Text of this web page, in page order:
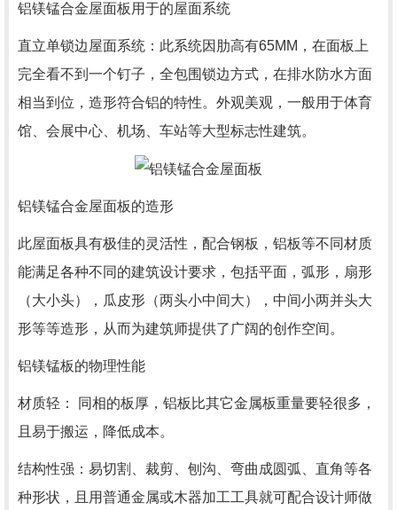
铝镁锰合金屋面板用于的屋面系统
直立单锁边屋面系统：此系统因肋高有65MM，在面板上
完全看不到一个钉子，全包围锁边方式，在排水防水方面
相当到位，造形符合铝的特性。外观美观，一般用于体育
馆、会展中心、机场、车站等大型标志性建筑。
铝镁锰合金屋面板的造形
此屋面板具有极佳的灵活性，配合钢板，铝板等不同材质
能满足各种不同的建筑设计要求，包括平面，弧形，扇形
（大小头），瓜皮形（两头小中间大），中间小两并头大
形等等造形，从而为建筑师提供了广阔的创作空间。
铝镁锰板的物理性能
材质轻： 同相的板厚，铝板比其它金属板重量要轻很多，
且易于搬运，降低成本。
结构性强：易切割、裁剪、刨沟、弯曲成圆弧、直角等各
种形状，且用普通金属或木器加工工具就可配合设计师做